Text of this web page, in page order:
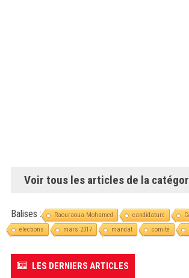
Voir tous les articles de la
Balises : Raouraoua Mohamed candidature
élections
mars 2017 mandat comité
LES DERNIERS ARTICLES